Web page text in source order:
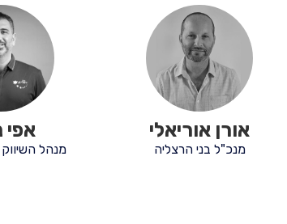
אורן אוריאלי
מנכ"ל בני הרצליה
אפי
מנהל השיווק